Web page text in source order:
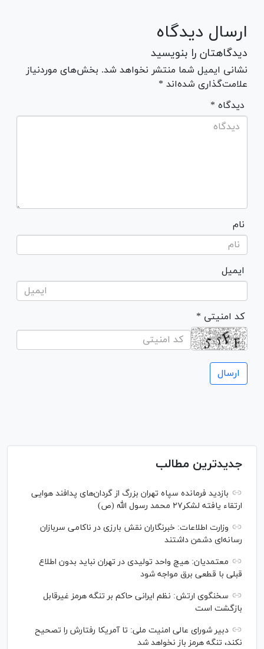
ارسال دیدگاه
دیدگاهتان را بنویسید
نشانی ایمیل شما منتشر نخواهد شد. بخش‌های موردنیاز
علامت‌گذاری شده‌اند *
* دیدگاه
نام
ایمیل
* کد امنیتی
جدیدترین مطالب
بازدید فرمانده سپاه تهران بزرگ از گردان‌های پدافند هوایی
ارتقاء یافته لشکر۲۷ محمد رسول الله (ص)
وزارت اطلاعات: خبرنگاران نقش بارزی در ناکامی سربازان
رسانه‌ای دشمن داشتند
معتمدیان: هیچ واحد تولیدی در تهران نباید بدون اطلاع
قبلی با قطعی برق مواجه شود
سخنگوی ارتش: نظم ایرانی حاکم بر تنگه هرمز غیرقابل
بازگشت است
دبیر شورای عالی امنیت ملی: تا آمریکا رفتارش را تصحیح
نکند، تنگه هرمز باز نخواهد شد